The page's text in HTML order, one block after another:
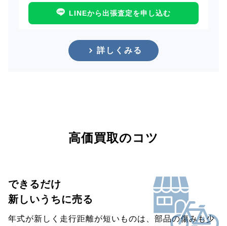
LINEから出張査定を申し込む
詳しくみる
高価買取のコツ
できるだけ
新しいうちに売る
年式が新しく走行距離が短いものは、部品の傷みも少